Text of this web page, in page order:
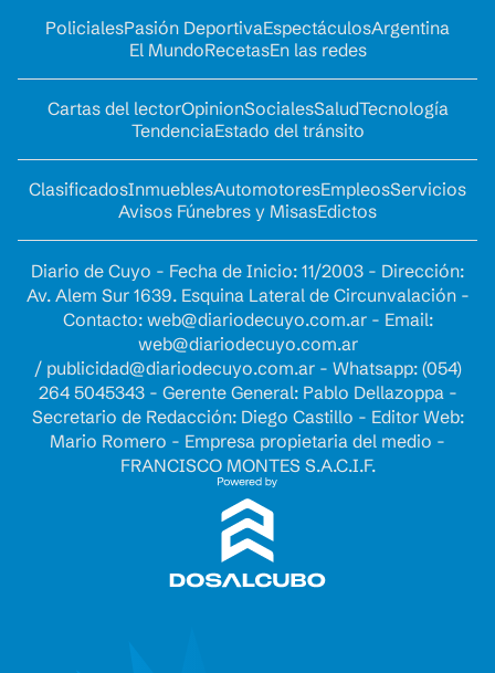
PolicialesPasión DeportivaEspectáculosArgentina
El MundoRecetasEn las redes
Cartas del lectorOpinionSocialesSaludTecnología
TendenciaEstado del tránsito
ClasificadosInmueblesAutomotoresEmpleosServicios
Avisos Fúnebres y MisasEdictos
Diario de Cuyo - Fecha de Inicio: 11/2003 - Dirección:
Av. Alem Sur 1639. Esquina Lateral de Circunvalación -
Contacto: web@diariodecuyo.com.ar- Email:
web@diariodecuyo.com.ar
/ publicidad@diariodecuyo.com.ar- Whatsapp: (054)
264 5045343 - Gerente General: Pablo Dellazoppa -
Secretario de Redacción: Diego Castillo - Editor Web:
Mario Romero - Empresa propietaria del medio -
FRANCISCO MONTES S.A.C.I.F.